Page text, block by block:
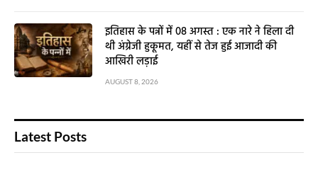
इतिहास के पन्नों में 08 अगस्त : एक नारे ने हिला दी
थी अंग्रेजी हुकूमत, यहीं से तेज हुई आजादी की
आखिरी लड़ाई
AUGUST 8, 2026
Latest Posts